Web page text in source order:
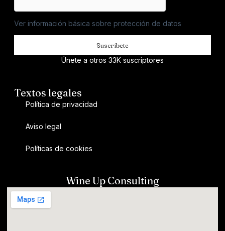
Ver información básica sobre protección de datos
Suscríbete
Únete a otros 33K suscriptores
Textos legales
Política de privacidad
Aviso legal
Políticas de cookies
Wine Up Consulting